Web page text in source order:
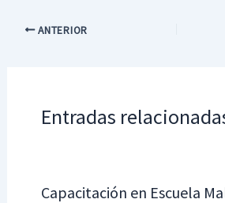
ANTERIOR
Entradas
Capacitación en Escuela